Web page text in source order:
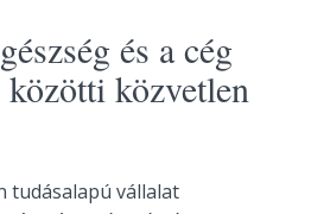
és a cég
közvetlen
tudásalapú vállalat